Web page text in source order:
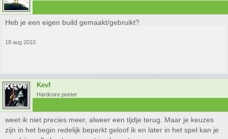
Heb je een eigen build gemaakt/gebruikt?
18 aug 2010
Kevf
Hardcore poster
weet ik niet precies meer, alweer een tijdje terug. Maar je keuzes
zijn in het begin redelijk beperkt geloof ik en later in het spel kan je